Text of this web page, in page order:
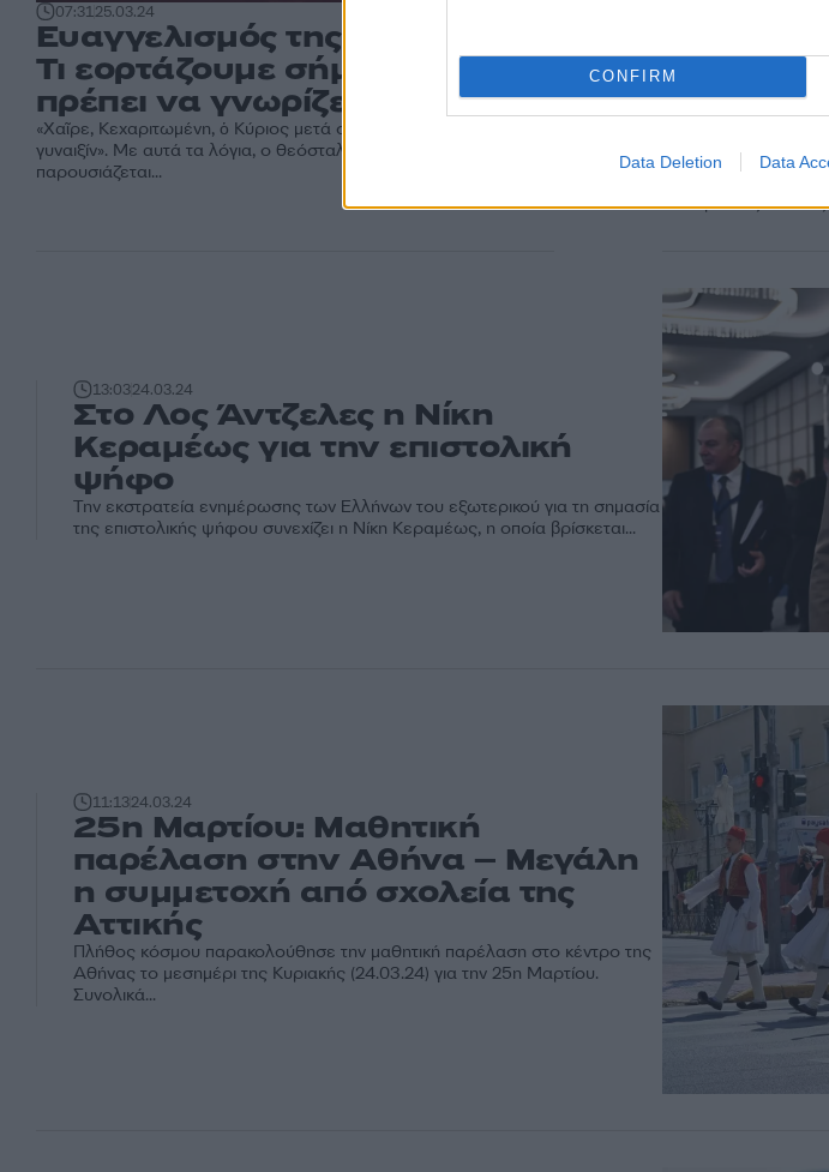
CONFIRM
Data Deletion Data
07:3125.03.24
Ευαγγελισμός της Θεοτόκου:
Τι εορτάζουμε σήμερα και όσα
πρέπει να γνωρίζετε
«Χαῖρε, Κεχαριτωμένη, ὁ Κύριος μετά σοῦ. Εὐλογημένη σύ ἐν
γυναιξίν». Με αυτά τα λόγια, ο θεόσταλτος Αρχάγγελος Γαβριήλ
παρουσιάζεται...
Μαρτίου:
επιτυχία
Μήνυμα ενότητας,
ευκαιρία της
13:0324.03.24
Στο Λος Άντζελες η Νίκη
Κεραμέως για την επιστολική
ψήφο
Την εκστρατεία ενημέρωσης των Ελλήνων του εξωτερικού για τη σημασία
της επιστολικής ψήφου συνεχίζει η Νίκη Κεραμέως, η οποία βρίσκεται...
11:1324.03.24
25η Μαρτίου: Μαθητική
παρέλαση στην Αθήνα – Μεγάλη
η συμμετοχή από σχολεία της
Αττικής
Πλήθος κόσμου παρακολούθησε την μαθητική παρέλαση στο κέντρο της
Αθήνας το μεσημέρι της Κυριακής (24.03.24) για την 25η Μαρτίου.
Συνολικά...